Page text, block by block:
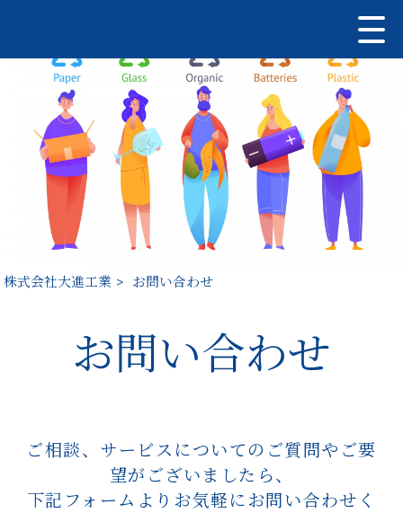
株式会社大進工業 > お問い合わせ
お問い合わせ
ご相談、サービスについてのご質問やご要
望がございましたら、
下記フォームよりお気軽にお問い合わせく